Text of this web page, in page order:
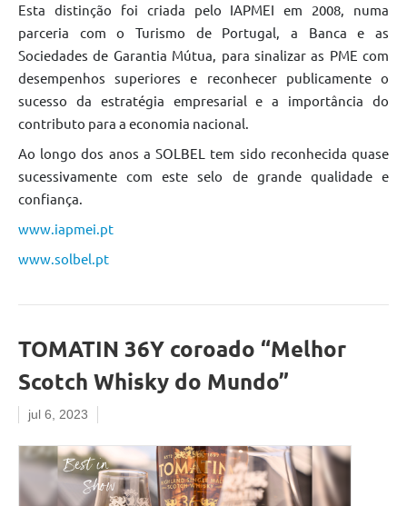
Esta distinção foi criada pelo IAPMEI em 2008, numa
parceria com o Turismo de Portugal, a Banca e as
Sociedades de Garantia Mútua, para sinalizar as PME com
desempenhos superiores e reconhecer publicamente o
sucesso da estratégia empresarial e a importância do
contributo para a economia nacional.
Ao longo dos anos a SOLBEL tem sido reconhecida quase
sucessivamente com este selo de grande qualidade e
confiança.
www.iapmei.pt
www.solbel.pt
TOMATIN 36Y coroado “Melhor
Scotch Whisky do Mundo”
jul 6, 2023